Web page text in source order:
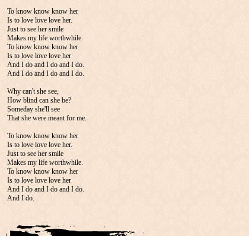
To know know know her
Is to love love love her.
Just to see her smile
Makes my life worthwhile.
To know know know her
Is to love love love her
And I do and I do and I do.
And I do and I do and I do.
Why can't she see,
How blind can she be?
Someday she'll see
That she were meant for me.
To know know know her
Is to love love love her.
Just to see her smile
Makes my life worthwhile.
To know know know her
Is to love love love her
And I do and I do and I do.
And I do.